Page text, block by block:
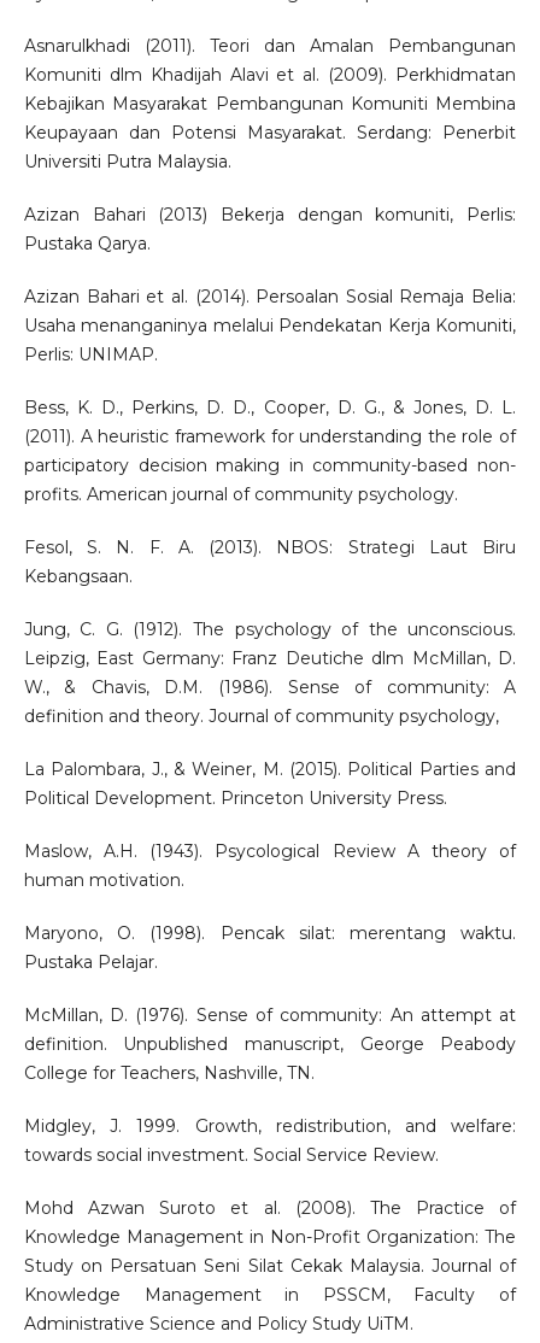
Asnarulkhadi (2011). Teori dan Amalan Pembangunan
Komuniti dlm Khadijah Alavi et al. (2009). Perkhidmatan
Kebajikan Masyarakat Pembangunan Komuniti Membina
Keupayaan dan Potensi Masyarakat. Serdang: Penerbit
Universiti Putra Malaysia.
Azizan Bahari (2013) Bekerja dengan komuniti, Perlis:
Pustaka Qarya.
Azizan Bahari et al. (2014). Persoalan Sosial Remaja Belia:
Usaha menanganinya melalui Pendekatan Kerja Komuniti,
Perlis: UNIMAP.
Bess, K. D., Perkins, D. D., Cooper, D. G., & Jones, D. L.
(2011). A heuristic framework for understanding the role of
participatory decision making in community-based non-
profits. American journal of community psychology.
Fesol, S. N. F. A. (2013). NBOS: Strategi Laut Biru
Kebangsaan.
Jung, C. G. (1912). The psychology of the unconscious.
Leipzig, East Germany: Franz Deutiche dlm McMillan, D.
W., & Chavis, D.M. (1986). Sense of community: A
definition and theory. Journal of community psychology,
La Palombara, J., & Weiner, M. (2015). Political Parties and
Political Development. Princeton University Press.
Maslow, A.H. (1943). Psycological Review A theory of
human motivation.
Maryono, O. (1998). Pencak silat: merentang waktu.
Pustaka Pelajar.
McMillan, D. (1976). Sense of community: An attempt at
definition. Unpublished manuscript, George Peabody
College for Teachers, Nashville, TN.
Midgley, J. 1999. Growth, redistribution, and welfare:
towards social investment. Social Service Review.
Mohd Azwan Suroto et al. (2008). The Practice of
Knowledge Management in Non-Profit Organization: The
Study on Persatuan Seni Silat Cekak Malaysia. Journal of
Knowledge Management in PSSCM, Faculty of
Administrative Science and Policy Study UiTM.